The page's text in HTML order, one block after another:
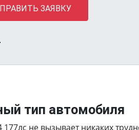
ЗАЯВКУ
тип автомобиля
не вызывает никаких